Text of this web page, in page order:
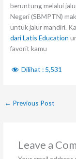
beruntung melalui
Negeri (SBMPTN)
untuk jalur mandiri.
dari Latis Education
favorit kamu
Dilihat : 5,531
← Previous Post
Leave a